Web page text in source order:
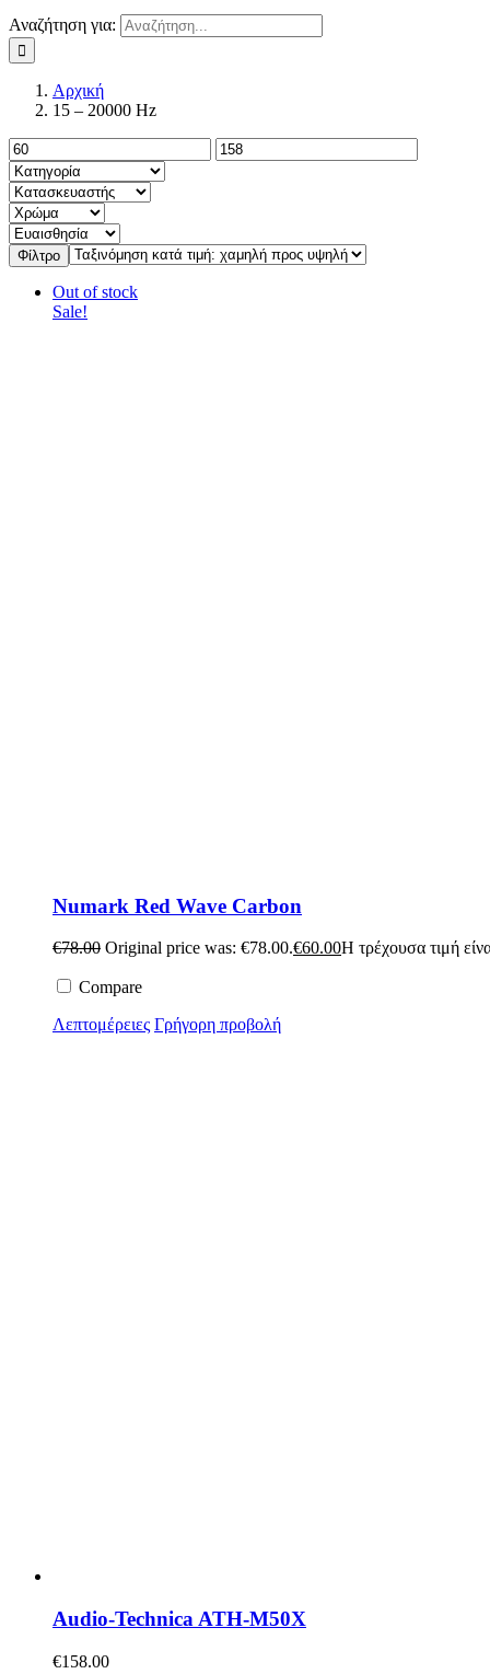
Αναζήτηση για:
Αρχική
15 – 20000 Hz
Φίλτρο
Out of stock
Sale!
Numark Red Wave Carbon
€78.00 Original price was: €78.00.€60.00Η τρέχουσα τιμή
Compare
Λεπτομέρειες Γρήγορη προβολή
Audio-Technica ATH-M50X
€158.00